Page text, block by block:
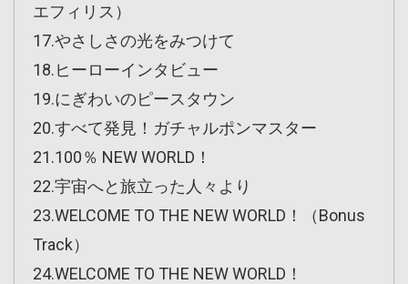
エフィリス）
17.やさしさの光をみつけて
18.ヒーローインタビュー
19.にぎわいのピースタウン
20.すべて発見！ガチャルポンマスター
21.100％ NEW WORLD！
22.宇宙へと旅立った人々より
23.WELCOME TO THE NEW WORLD！（Bonus
Track）
24.WELCOME TO THE NEW WORLD！